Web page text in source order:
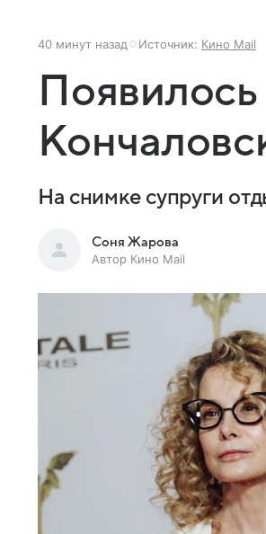
40 минут назад Источник: Кино Mail
На снимке супруги
Соня Жарова
Автор Кино Mail